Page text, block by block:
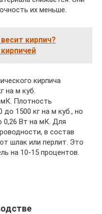
их меньше.
кирпич?
кирпича
на м куб.
Плотность
1500 кг на м куб., но
0,26 Вт на мК. Для
в состав
шлак или перлит. Это
на 10-15 процентов.